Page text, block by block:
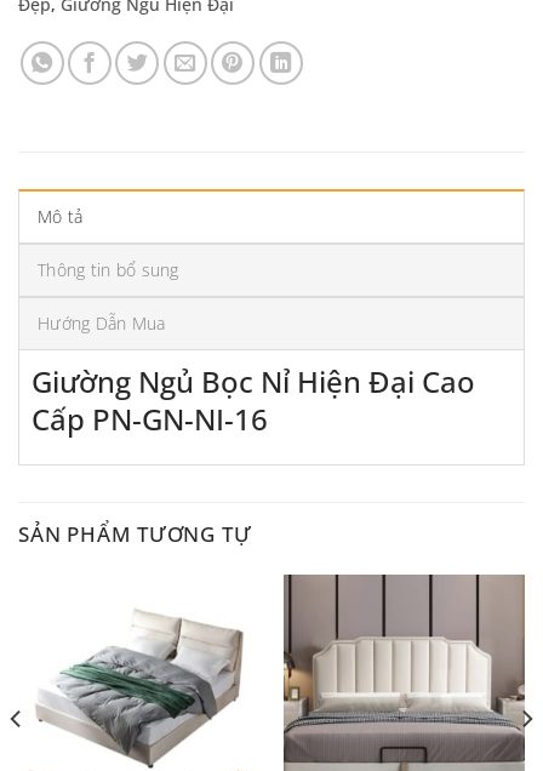
Đẹp, Giường Ngủ Hiện Đại
Mô tả
Thông tin bổ sung
Hướng Dẫn Mua
Giường Ngủ Bọc Nỉ Hiện Đại Cao
Cấp PN-GN-NI-16
SẢN PHẨM TƯƠNG TỰ